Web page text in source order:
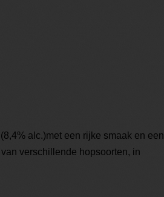
alc.)met een rijke smaak en een
verschillende hopsoorten, in